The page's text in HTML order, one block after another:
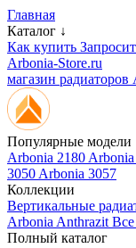
Главная
Каталог ↓
Как купить
Arbonia-Store.ru
магазин радиаторов
Популярные модели
Arbonia 2180
3050 Arbonia 3057
Коллекции
Вертикальные
Arbonia Anthrazit
Полный каталог